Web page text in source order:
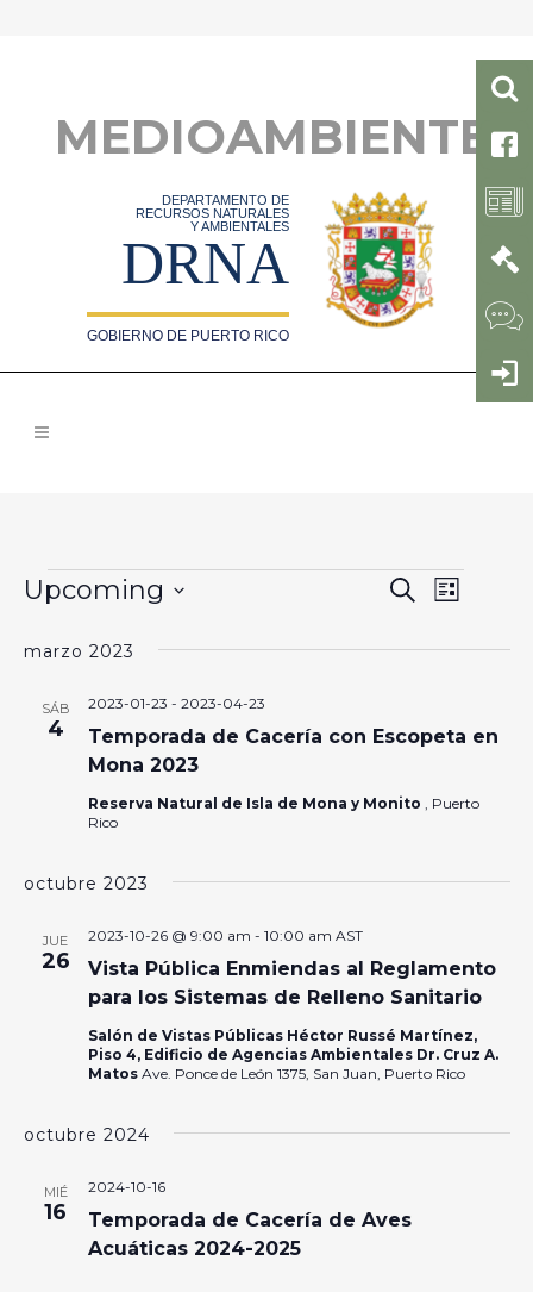
MEDIOAMBIENTE
DEPARTAMENTO DE
RECURSOS NATURALES
Y AMBIENTALES
DRNA
GOBIERNO DE PUERTO RICO
Events
Views
SearchEvent
List
Upcoming
date.
marzo 2023
SÁB
4
Temporada de Cacería con Escopeta en
Mona 2023
2023-01-23 - 2023-04-23
Reserva Natural de Isla de Mona y Monito , Puerto
Rico
octubre 2023
JUE
26
Vista Pública Enmiendas al Reglamento
para los Sistemas de Relleno Sanitario
2023-10-26 @ 9:00 am - 10:00 am AST
Salón de Vistas Públicas Héctor Russé Martínez,
Piso 4, Edificio de Agencias Ambientales Dr. Cruz A.
Matos Ave. Ponce de León 1375, San Juan, Puerto Rico
octubre 2024
MIÉ
16
Temporada de Cacería de Aves
Acuáticas 2024-2025
2024-10-16